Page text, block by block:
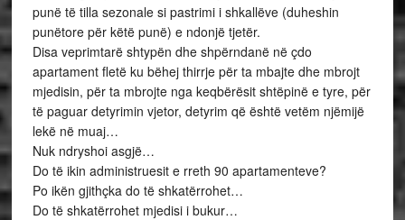
punë të tilla sezonale si pastrimi i shkallëve (duheshin
punëtore për këtë punë) e ndonjë tjetër.
Disa veprimtarë shtypën dhe shpërndanë në çdo
apartament fletë ku bëhej thirrje për ta mbajte dhe mbrojt
mjedisin, për ta mbrojte nga keqbërësit shtëpinë e tyre, për
të paguar detyrimin vjetor, detyrim që është vetëm njëmijë
lekë në muaj…
Nuk ndryshoi asgjë…
Do të ikin administruesit e rreth 90 apartamenteve?
Po ikën gjithçka do të shkatërrohet…
Do të shkatërrohet mjedisi i bukur…